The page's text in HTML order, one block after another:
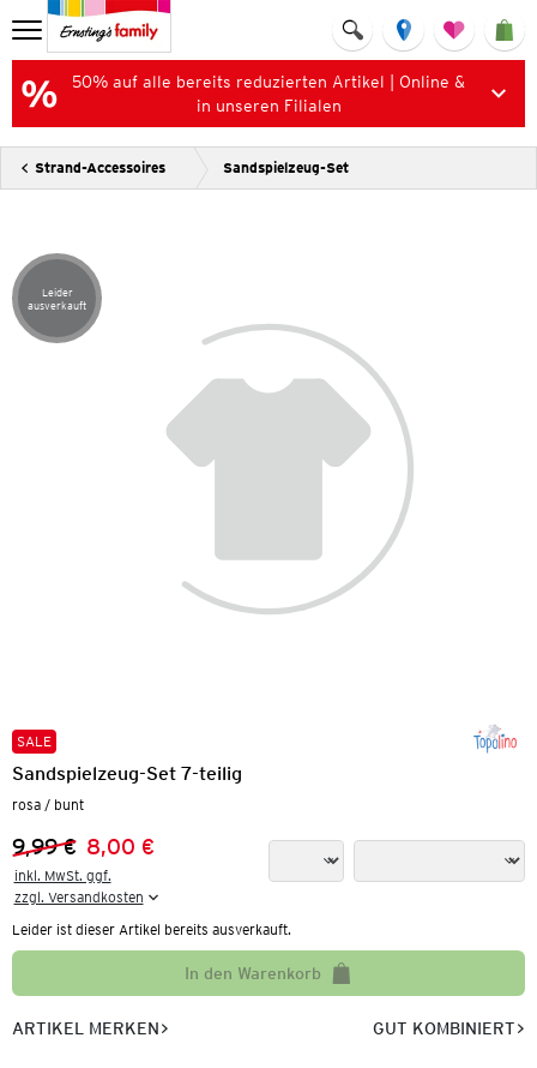
50% auf alle bereits reduzierten Artikel | Online &
in unseren Filialen
Strand-Accessoires Sandspielzeug-Set
Artikel leider ausverkauft
Leider
ausverkauft
SALE
Sandspielzeug-Set 7-teilig
rosa / bunt
Vorheriger Preis:
9,99 €
Neuer Preis:
8,00 €
inkl. MwSt. ggf.
zzgl. Versandkosten
Leider ist dieser Artikel bereits ausverkauft.
In den Warenkorb
ARTIKEL MERKEN GUT KOMBINIERT